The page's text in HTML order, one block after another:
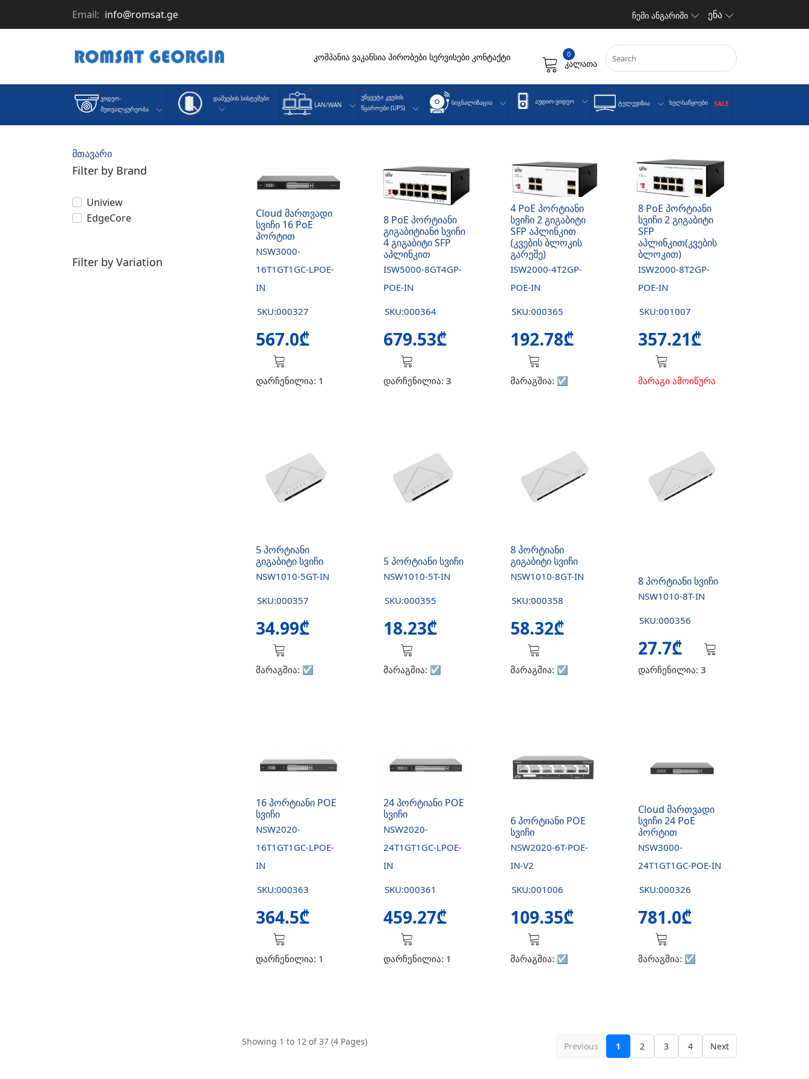
Email: info@romsat.ge ჩემი ანგარიში ენა
კომპანია ვაკანსია პირობები სერვისები კონტაქტი 0
კალათა
Ვიდეო-
Მეთვალყურეობა
Დაშვების Სისტემები
LAN/WAN
Უწყვეტი Კვების
Წყაროები (UPS)
Სიგნალიზაცია Აუდიო-Ვიდეო Ტელევიზია Ხელსაწყოები SALE
მთავარი
Filter by Brand
Uniview
EdgeCore
Filter by Variation
Cloud მართვადი
სვიჩი 16 PoE
პორტით
NSW3000-
16T1GT1GC-LPOE-
IN
SKU:000327
567.0₾
დარჩენილია: 1
8 PoE პორტიანი
გიგაბიტიანი სვიჩი
4 გიგაბიტი SFP
აპლინკით
ISW5000-8GT4GP-
POE-IN
SKU:000364
679.53₾
დარჩენილია: 3
4 PoE პორტიანი
სვიჩი 2 გიგაბიტი
SFP აპლინკით
(კვების ბლოკის
გარეშე)
ISW2000-4T2GP-
POE-IN
SKU:000365
192.78₾
მარაგშია: ☑️
8 PoE პორტიანი
სვიჩი 2 გიგაბიტი
SFP
აპლინკით(კვების
ბლოკით)
ISW2000-8T2GP-
POE-IN
SKU:001007
357.21₾
მარაგი ამოიწურა
5 პორტიანი
გიგაბიტი სვიჩი
NSW1010-5GT-IN
SKU:000357
34.99₾
მარაგშია: ☑️
5 პორტიანი სვიჩი
NSW1010-5T-IN
SKU:000355
18.23₾
მარაგშია: ☑️
8 პორტიანი
გიგაბიტი სვიჩი
NSW1010-8GT-IN
SKU:000358
58.32₾
მარაგშია: ☑️
8 პორტიანი სვიჩი
NSW1010-8T-IN
SKU:000356
27.7₾
დარჩენილია: 3
16 პორტიანი POE
სვიჩი
NSW2020-
16T1GT1GC-LPOE-
IN
SKU:000363
364.5₾
დარჩენილია: 1
24 პორტიანი POE
სვიჩი
NSW2020-
24T1GT1GC-LPOE-
IN
SKU:000361
459.27₾
დარჩენილია: 1
6 პორტიანი POE
სვიჩი
NSW2020-6T-POE-
IN-V2
SKU:001006
109.35₾
მარაგშია: ☑️
Cloud მართვადი
სვიჩი 24 PoЕ
პორტით
NSW3000-
24T1GT1GC-POE-IN
SKU:000326
781.0₾
მარაგშია: ☑️
Showing 1 to 12 of 37 (4 Pages) Previous 1 2 3 4 Next